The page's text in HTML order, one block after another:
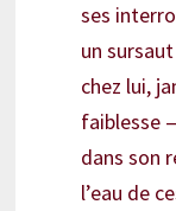
ses
un
chez lui,
faiblesse
dans son
l’eau de